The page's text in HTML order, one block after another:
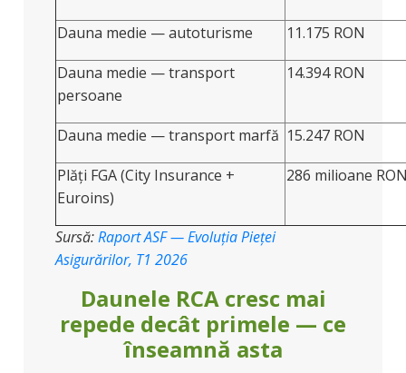
Dauna medie — autoturisme
11.175 RON
Dauna medie — transport
persoane
14.394 RON
Dauna medie — transport marfă 15.247 RON
Plăți FGA (City Insurance +
Euroins)
286 milioane
Sursă:Raport ASF — Evoluția Pieței
Asigurărilor, T1 2026
Daunele RCA cresc mai
repede decât primele — ce
înseamnă asta